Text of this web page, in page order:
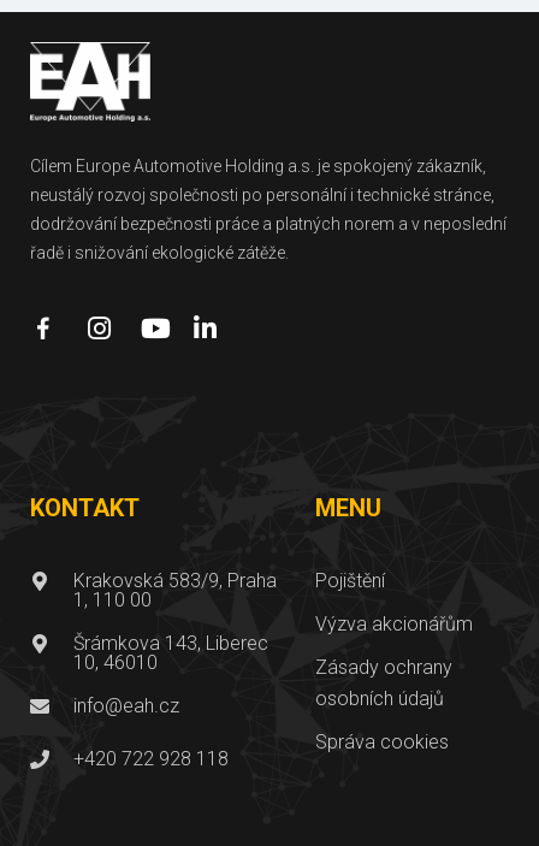
Cílem Europe Automotive Holding a.s. je spokojený zákazník,
neustálý rozvoj společnosti po personální i technické stránce,
dodržování bezpečnosti práce a platných norem a v neposlední
řadě i snižování ekologické zátěže.
KONTAKT
Krakovská 583/9, Praha
1, 110 00
Šrámkova 143, Liberec
10, 46010
info@eah.cz
+420 722 928 118
MENU
Pojištění
Výzva akcionářům
Zásady ochrany
osobních údajů
Správa cookies